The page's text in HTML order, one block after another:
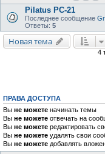
Pilatus PC-21
Последнее сообщение
Ответы: 5
Новая тема
4
ПРАВА ДОСТУПА
Вы не можете начинать темы
Вы не можете отвечать на
Вы не можете редактировать
Вы не можете удалять свои
Вы не можете добавлять